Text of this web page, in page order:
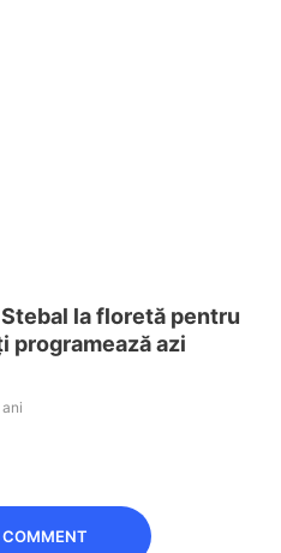
la floretă pentru
programează azi
ani
COMMENT